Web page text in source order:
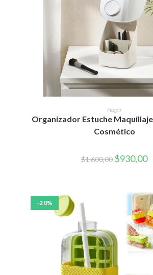
AÑADIR AL CARRITO
Hogar
Organizador Estuche
Cosmético
$1.600,00 El
precio
$930,00El
-20%